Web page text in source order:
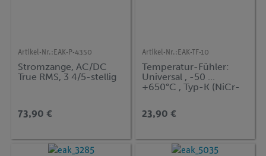
Artikel-Nr.: EAK-P-4350
Stromzange, AC/DC
True RMS, 3 4/5-stellig
73,90 €
Artikel-Nr.: EAK-TF-10
Temperatur-Fühler:
Universal , -50 ...
+650°C , Typ-K (NiCr-
23,90 €